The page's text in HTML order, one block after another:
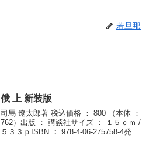
若旦那
俄 上 新装版
司馬 遼太郎著 税込価格 ： 800 （本体 ：
762）出版 ： 講談社サイズ ： １５ｃｍ /
５３３ｐISBN ： 978-4-06-275758-4発行